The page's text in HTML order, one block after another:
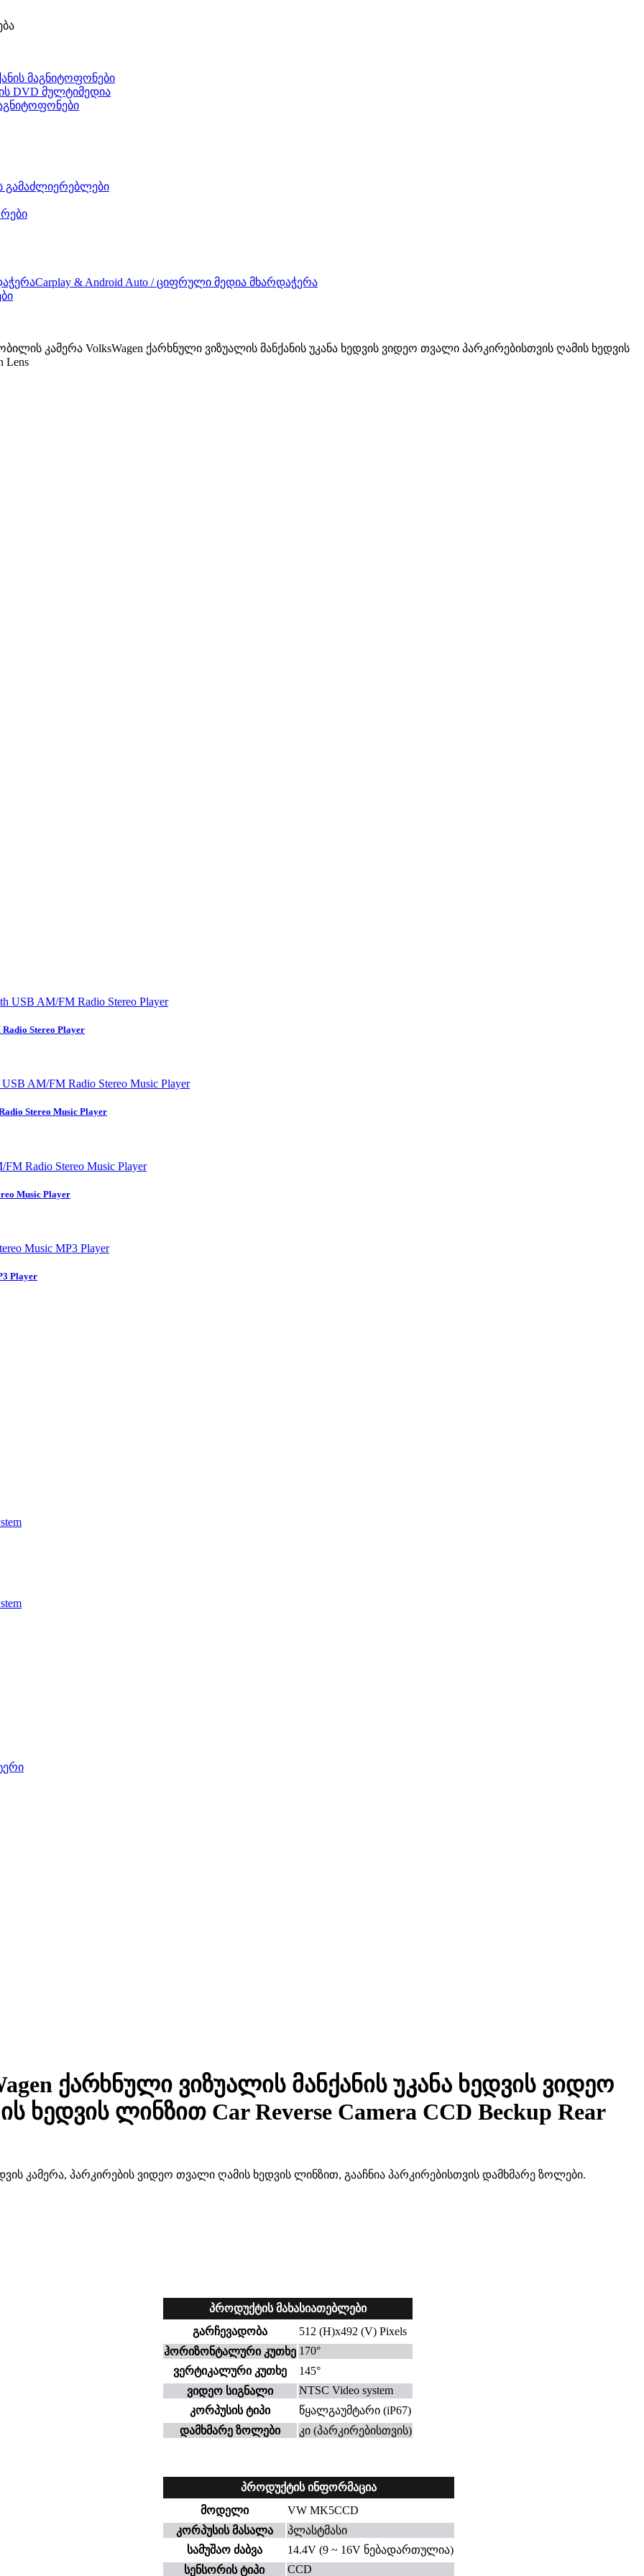
მაგნიტოფონები
DVD მულტიმედია
გამაძლიერებლები
Carplay & Android Auto / ციფრული მედია მხარდაჭერა
კამერა VolksWagen ქარხნული ვიზუალის მანქანის უკანა ხედვის ვიდეო თვალი პარკირებისთვის ღამის ხედვის
Lens
Stereo Player
Stereo Music Player
Music Player
Player
ქარხნული ვიზუალის მანქანის უკანა ხედვის ვიდეო
ხედვის ლინზით Car Reverse Camera CCD Beckup Rear
ხედვის კამერა, პარკირების ვიდეო თვალი ღამის ხედვის ლინზით, გააჩნია პარკირებისთვის დამხმარე ზოლები.
პროდუქტის მახასიათებლები
გარჩევადობა
512 (H)x492 (V) Pixels
ჰორიზონტალური კუთხე 170°
ვერტიკალური კუთხე
145°
ვიდეო სიგნალი
NTSC Video system
კორპუსის ტიპი
წყალგაუმტარი (iP67)
დამხმარე ზოლები
კი (პარკირებისთვის)
პროდუქტის ინფორმაცია
მოდელი
VW MK5CCD
კორპუსის მასალა
პლასტმასი
სამუშაო ძაბვა
14.4V (9 ~ 16V ნებადართულია)
სენსორის ტიპი
CCD